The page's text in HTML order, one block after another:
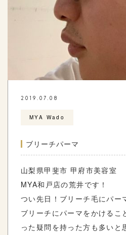
2019.07.08
MYA Wado
ブリーチパーマ
山梨県甲斐市 甲府市美容室
MYA和戸店の荒井です！
つい先日！ブリーチ毛にパー
ブリーチにパーマをかけるこ
った疑問を持った方も多いと